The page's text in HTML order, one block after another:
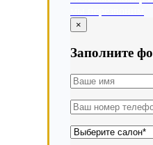
×
Заполните